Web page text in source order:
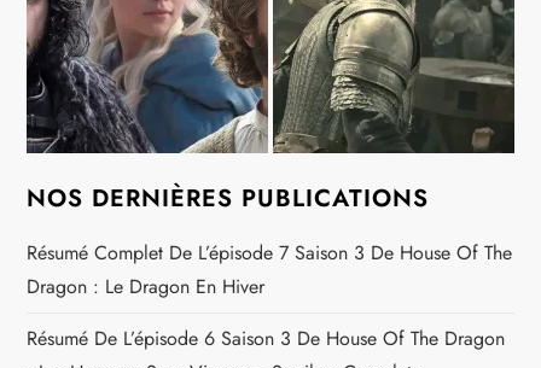
NOS DERNIÈRES PUBLICATIONS
Résumé Complet De L’épisode 7 Saison 3 De House Of The
Dragon : Le Dragon En Hiver
Résumé De L’épisode 6 Saison 3 De House Of The Dragon